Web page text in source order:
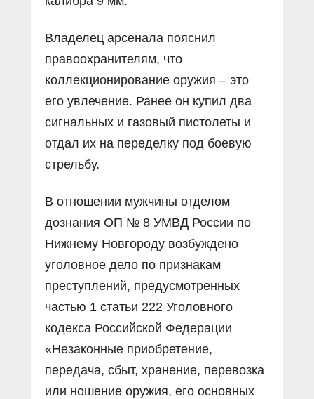
Владелец арсенала пояснил
правоохранителям, что
коллекционирование оружия – это
его увлечение. Ранее он купил два
сигнальных и газовый пистолеты и
отдал их на переделку под боевую
стрельбу.
В отношении мужчины отделом
дознания ОП № 8 УМВД России по
Нижнему Новгороду возбуждено
уголовное дело по признакам
преступлений, предусмотренных
частью 1 статьи 222 Уголовного
кодекса Российской Федерации
«Незаконные приобретение,
передача, сбыт, хранение, перевозка
или ношение оружия, его основных